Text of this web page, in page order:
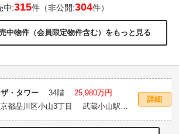
中:315件（非公開:304件）
中物件（会員限定物件含む）をもっと見る
・タワー 34階25,980万円
詳細